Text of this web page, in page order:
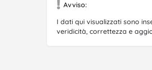
Avviso:
I dati qui visualizzati sono
veridicità, correttezza e